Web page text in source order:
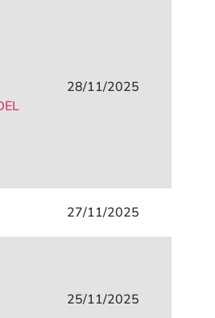
28/11/2025
27/11/2025
25/11/2025